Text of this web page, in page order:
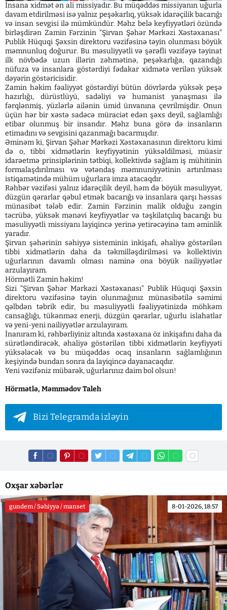
İnsana xidmət ən ali missiyadır. Bu müqəddəs missiyanın uğurla
davam etdirilməsi isə yalnız peşəkarlıq, yüksək idarəçilik bacarığı
və insan sevgisi ilə mümkündür. Məhz belə keyfiyyətləri özündə
birləşdirən Zamin Fərzinin "Şirvan Şəhər Mərkəzi Xəstəxanası"
Publik Hüquqi Şəxsin direktoru vəzifəsinə təyin olunması böyük
məmnunluq doğurur. Bu məsuliyyətli və şərəfli vəzifəyə təyinat
ilk növbədə uzun illərin zəhmətinə, peşəkarlığa, qazandığı
nüfuza və insanlara göstərdiyi fədakar xidmətə verilən yüksək
dəyərin göstəricisidir.
Zamin həkim fəaliyyət göstərdiyi bütün dövrlərdə yüksək peşə
hazırlığı, dürüstlüyü, sadəliyi və humanist yanaşması ilə
fərqlənmiş, yüzlərlə ailənin ümid ünvanına çevrilmişdir. Onun
üçün hər bir xəstə sadəcə müraciət edən şəxs deyil, sağlamlığı
etibar olunmuş bir insandır. Məhz buna görə də insanların
etimadını və sevgisini qazanmağı bacarmışdır.
Əminəm ki, Şirvan Şəhər Mərkəzi Xəstəxanasının direktoru kimi
də o, tibbi xidmətlərin keyfiyyətinin yüksəldilməsi, müasir
idarəetmə prinsiplərinin tətbiqi, kollektivdə sağlam iş mühitinin
formalaşdırılması və vətəndaş məmnuniyyətinin artırılması
istiqamətində mühüm uğurlara imza atacaqdır.
Rəhbər vəzifəsi yalnız idarəçilik deyil, həm də böyük məsuliyyət,
düzgün qərarlar qəbul etmək bacarığı və insanlara qarşı həssas
münasibət tələb edir. Zamin Fərzinin malik olduğu zəngin
təcrübə, yüksək mənəvi keyfiyyətlər və təşkilatçılıq bacarığı bu
məsuliyyətli missiyanı layiqincə yerinə yetirəcəyinə tam əminlik
yaradır.
Şirvan şəhərinin səhiyyə sisteminin inkişafı, əhaliyə göstərilən
tibbi xidmətlərin daha da təkmilləşdirilməsi və kollektivin
uğurlarının davamlı olması naminə ona böyük nailiyyətlər
arzulayıram.
Hörmətli Zamin həkim!
Sizi "Şirvan Şəhər Mərkəzi Xəstəxanası" Publik Hüquqi Şəxsin
direktoru vəzifəsinə təyin olunmağınız münasibətilə səmimi
qəlbdən təbrik edir, bu məsuliyyətli fəaliyyətinizdə möhkəm
cansağlığı, tükənməz enerji, düzgün qərarlar, uğurlu islahatlar
və yeni-yeni nailiyyətlər arzulayıram.
İnanıram ki, rəhbərliyiniz altında xəstəxana öz inkişafını daha da
sürətləndirəcək, əhaliyə göstərilən tibbi xidmətlərin keyfiyyəti
yüksələcək və bu müqəddəs ocaq insanların sağlamlığının
keşiyində bundan sonra da layiqincə dayanacaqdır.
Yeni vəzifəniz mübarək, uğurlarınız daim bol olsun!
Hörmətlə, Məmmədov Taleh
Bizi Telegramda izləyin
Oxşar xəbərlər
gundem / Səhiyyə / manset 8-01-2026, 18:57